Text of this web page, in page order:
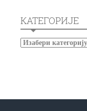
КАТЕГОРИЈЕ